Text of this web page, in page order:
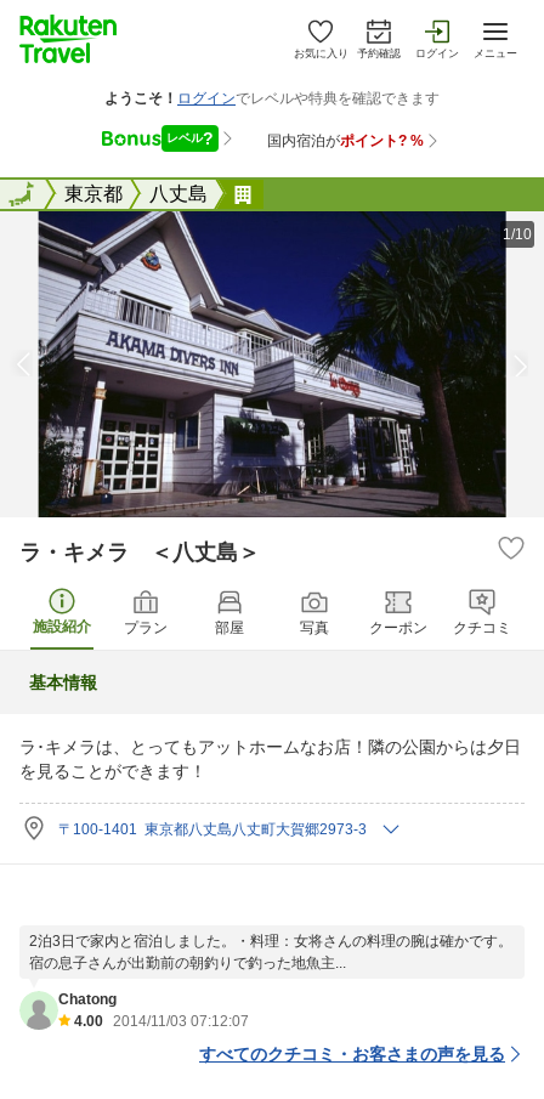
お気に入り 予約確認 ログイン メニュー
全国東京都 八丈島
全国
1/10
ラ・キメラ ＜八丈島＞
施設紹介 プラン 部屋 写真 クーポン クチコミ
基本情報
ラ･キメラは、とってもアットホームなお店！隣の公園からは夕日
を見ることができます！
〒100-1401 東京都八丈島八丈町大賀郷2973-3
2泊3日で家内と宿泊しました。・料理：女将さんの料理の腕は確かです。
宿の息子さんが出勤前の朝釣りで釣った地魚主...
Chatong
4.00 2014/11/03 07:12:07
すべてのクチコミ・お客さまの声を見る